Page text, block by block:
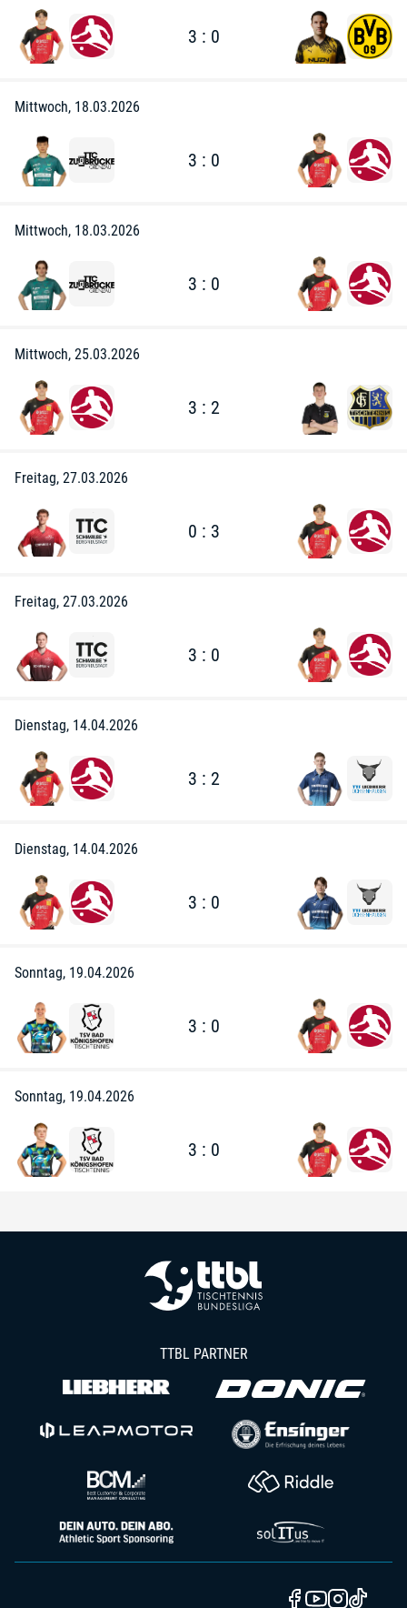
3 : 0
Mittwoch, 18.03.2026
3 : 0
Mittwoch, 18.03.2026
3 : 0
Mittwoch, 25.03.2026
3 : 2
Freitag, 27.03.2026
0 : 3
Freitag, 27.03.2026
3 : 0
Dienstag, 14.04.2026
3 : 2
Dienstag, 14.04.2026
3 : 0
Sonntag, 19.04.2026
3 : 0
Sonntag, 19.04.2026
3 : 0
TTBL PARTNER